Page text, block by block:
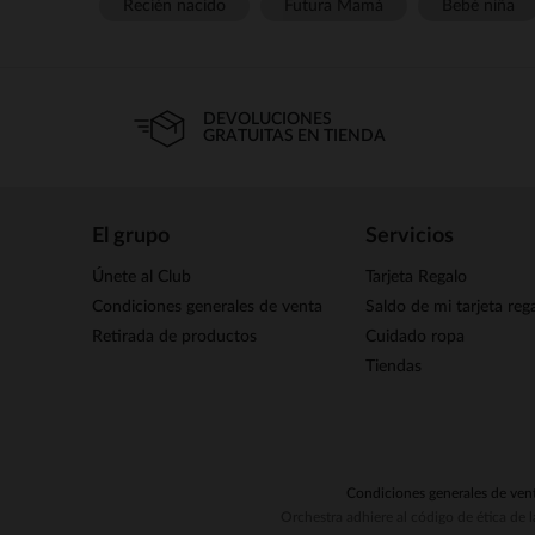
DEVOLUCIONES
GRATUITAS EN TIENDA
El grupo
Únete al Club
Condiciones generales de venta
Retirada de productos
Servicios
Tarjeta Regalo
Saldo de mi tarjeta
Cuidado ropa
Tiendas
Condiciones generales de